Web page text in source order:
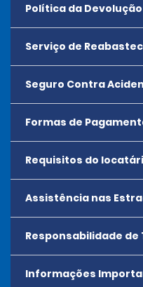
Política da
Serviço de
Seguro Contra
Formas de
Requisitos do
Todos os motoristas
idade mínima da agência.
Os locatários devem
aceito que esteja em
aluguel.
Assistência nas
Responsabilidade de
Informações